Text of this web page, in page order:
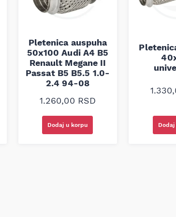
Pletenica auspuha
50x100 Audi A4 B5
Renault Megane II
Passat B5 B5.5 1.0-
2.4 94-08
1.260,00 RSD
Dodaj u korpu